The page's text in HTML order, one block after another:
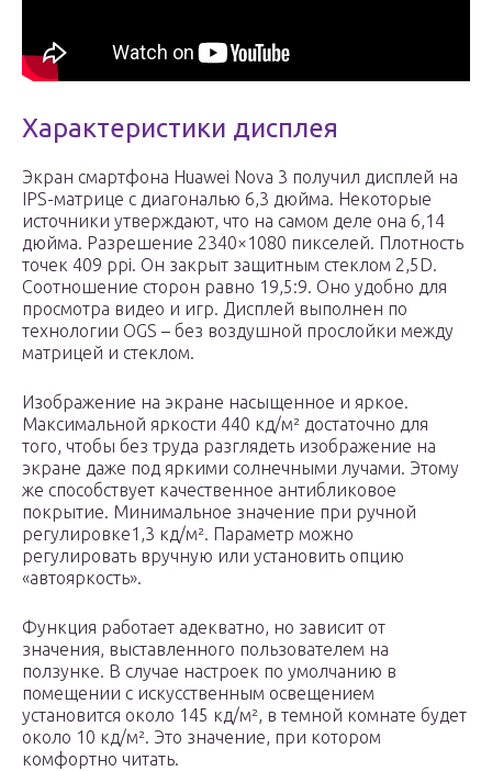
Характеристики дисплея
Экран смартфона Huawei Nova 3 получил дисплей на
IPS-матрице с диагональю 6,3 дюйма. Некоторые
источники утверждают, что на самом деле она 6,14
дюйма. Разрешение 2340×1080 пикселей. Плотность
точек 409 ppi. Он закрыт защитным стеклом 2,5D.
Соотношение сторон равно 19,5:9. Оно удобно для
просмотра видео и игр. Дисплей выполнен по
технологии OGS – без воздушной прослойки между
матрицей и стеклом.
Изображение на экране насыщенное и яркое.
Максимальной яркости 440 кд/м² достаточно для
того, чтобы без труда разглядеть изображение на
экране даже под яркими солнечными лучами. Этому
же способствует качественное антибликовое
покрытие. Минимальное значение при ручной
регулировке1,3 кд/м². Параметр можно
регулировать вручную или установить опцию
«автояркость».
Функция работает адекватно, но зависит от
значения, выставленного пользователем на
ползунке. В случае настроек по умолчанию в
помещении с искусственным освещением
установится около 145 кд/м², в темной комнате будет
около 10 кд/м². Это значение, при котором
комфортно читать.